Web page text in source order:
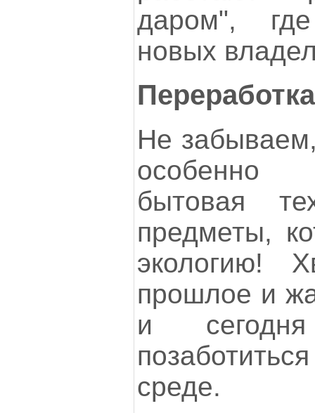
даром",
новых
Переработка
Не
особенно
бытовая
предметы,
экологию!
прошлое и
и
среде.